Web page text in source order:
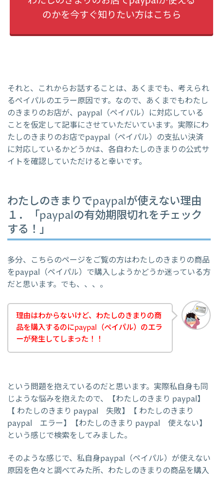
のかを今すぐ知りたい方はこちら
それと、これからお話することは、あくまでも、考えられ
るペイパルのエラー原因です。なので、あくまでもわたし
のきまりのお店が、paypal（ペイパル）に対応している
ことを仮定して記事にさせていただいています。実際にわ
たしのきまりのお店でpaypal（ペイパル）の支払い決済
に対応しているかどうかは、各自わたしのきまりの公式サ
イトを確認していただけると幸いです。
わたしのきまりでpaypalが使えない理由
１．「paypalの有効期限切れをチェック
する！」
多分、こちらのページをご覧の方はわたしのきまりの商品
をpaypal（ペイパル）で購入しようかどうか迷っている方
だと思います。でも、、、。
理由はわからないけど、わたしのきまりの商
品を購入するのにpaypal（ペイパル）のエラ
ーが発生してしまった！！
という問題を抱えているのだと思います。実際私自身も同
じような悩みを抱えたので、【わたしのきまり paypal】
【 わたしのきまり paypal 失敗】【 わたしのきまり
paypal エラー】【わたしのきまり paypal 使えない】
という感じで検索をしてみました。
そのような感じで、私自身paypal（ペイパル）が使えない
原因を色々と調べてみた所、わたしのきまりの商品を購入